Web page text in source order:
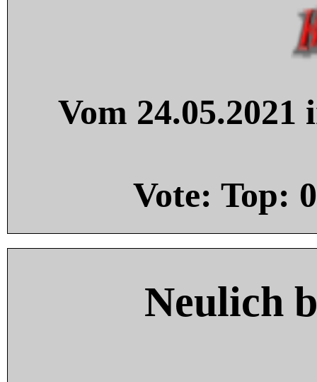
Vom
Vote: Top: 0
Neulich